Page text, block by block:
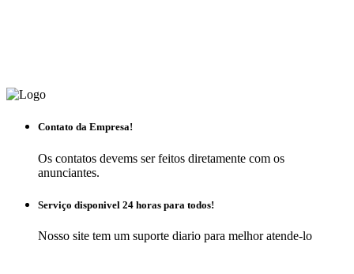
Contato da Empresa!
Os contatos devems ser feitos diretamente com os
anunciantes.
Serviço disponivel 24 horas para todos!
Nosso site tem um suporte diario para melhor atende-lo